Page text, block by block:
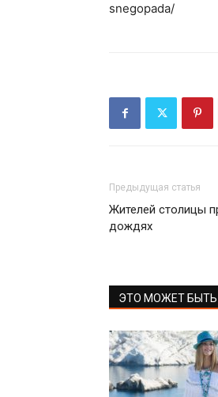
snegopada/
Предыдущая статья
Жителей столицы
дождях
ЭТО МОЖЕТ БЫТЬ